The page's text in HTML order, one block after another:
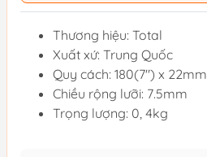
Thương hiệu: Total
Xuất xứ: Trung Quốc
Quy cách: 180(7") x 22mm
Chiều rộng lưỡi: 7.5mm
Trọng lượng: 0, 4kg